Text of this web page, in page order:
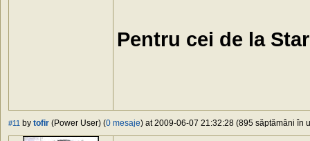
Pentru cei de la
#11 by tofir (Power User) (0 mesaje) at 2009-06-07 21:32:28 (895 săptămâni în